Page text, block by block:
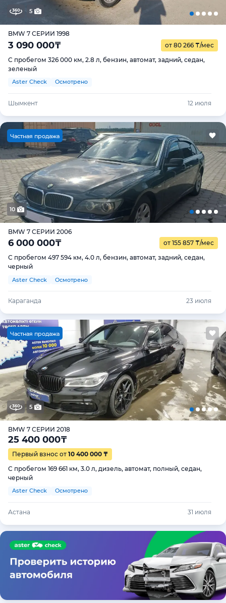
5
BMW 7 СЕРИИ 1998
3 090 000₸ от 80 266 ₸/мес
С пробегом 326 000 км, 2.8 л, бензин, автомат, задний, седан,
зеленый
Aster Check Осмотрено
Шымкент 12 июля
Частная продажа
10
BMW 7 СЕРИИ 2006
6 000 000₸ от 155 857 ₸/мес
С пробегом 497 594 км, 4.0 л, бензин, автомат, задний, седан,
черный
Aster Check Осмотрено
Караганда 23 июля
Частная продажа
5
BMW 7 СЕРИИ 2018
25 400 000₸
Первый взнос от 10 400 000 ₸
С пробегом 169 661 км, 3.0 л, дизель, автомат, полный, седан,
черный
Aster Check Осмотрено
Астана 31 июля